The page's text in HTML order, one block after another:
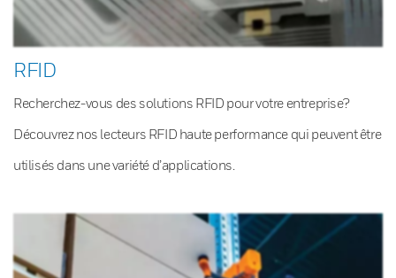
RFID
Recherchez-vous des solutions RFID pour votre entreprise?
Découvrez nos lecteurs RFID haute performance qui peuvent être
utilisés dans une variété d’applications.